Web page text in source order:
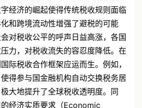
一蹴而就，而是多方因素共同作用
经济的崛起使得传统税收规则面临
和跨境流动性增强了避税的可能
对税收公平的呼声日益高涨，各国
力，对税收流失的容忍度降低。在
际税收合作框架应运而生。例如，
得参与国金融机构自动交换税务居
大地提升了全球税收透明度。同